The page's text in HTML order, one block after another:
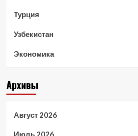
Турция
Узбекистан
Экономика
Архивы
Август 2026
Июль 2026